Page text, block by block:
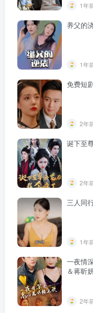
1年
养父的
1年
免费短
2年
诞下至
2年
三人同
1年
一夜情
＆蒋昕
2年